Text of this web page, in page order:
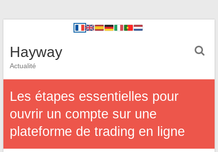
Hayway
Actualité
Les étapes essentielles pour
ouvrir un compte sur une
plateforme de trading en ligne